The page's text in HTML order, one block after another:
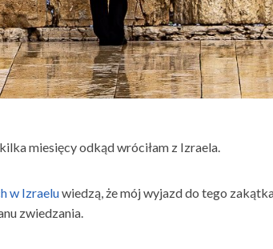
miesięcy odkąd wróciłam z Izraela.
w Izraeluwiedzą, że mój wyjazd do tego
zwiedzania.